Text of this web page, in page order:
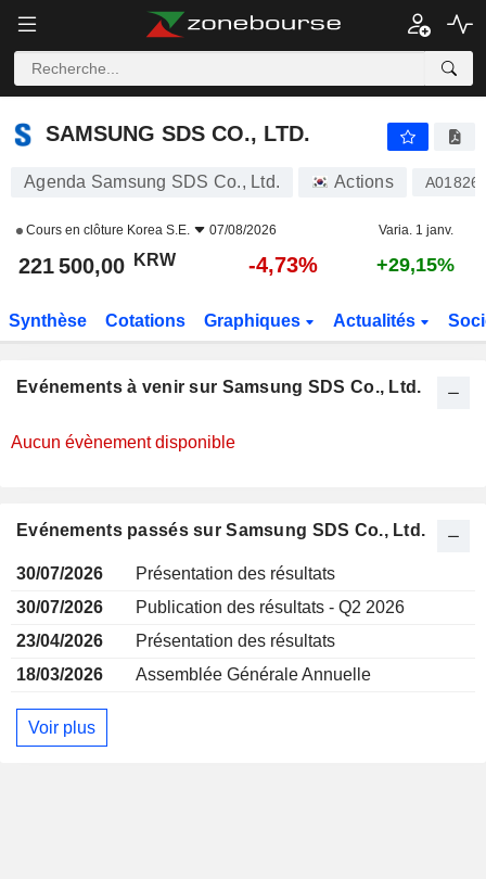
SAMSUNG SDS CO., LTD.
SAMSUNG SDS CO., LTD.
Agenda Samsung SDS Co., Ltd. Actions
Cours en clôture Korea S.E. 07/08/2026 Varia. 1 janv.
221 500,00 KRW -4,73% +29,15%
Synthèse Cotations Graphiques Actualités
Evénements à venir sur Samsung SDS Co., Ltd.
Aucun évènement disponible
Evénements passés sur Samsung SDS Co., Ltd.
30/07/2026
Présentation des résultats
30/07/2026
Publication des résultats - Q2 2026
23/04/2026
Présentation des résultats
18/03/2026
Assemblée Générale Annuelle
Voir plus